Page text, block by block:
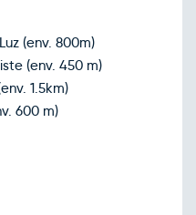
Retour le Jeu. 10 déc. 26
Retour le Ven. 11 déc. 26
(env. 800m)
(env. 450 m)
1.5km)
600 m)